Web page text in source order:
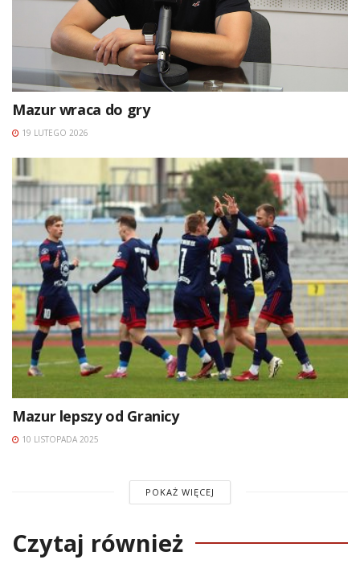
Mazur wraca do gry
19 LUTEGO 2026
Mazur lepszy od Granicy
10 LISTOPADA 2025
POKAŻ WIĘCEJ
Czytaj również